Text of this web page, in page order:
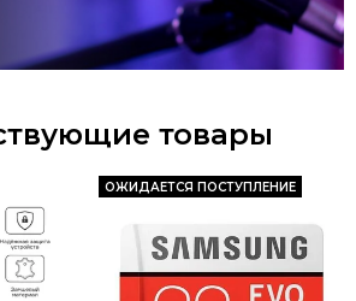
товары
ОЖИДАЕТСЯ ПОСТУПЛЕНИЕ